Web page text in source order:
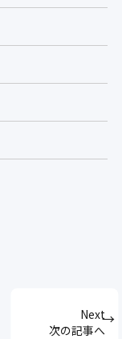
次の記事へ